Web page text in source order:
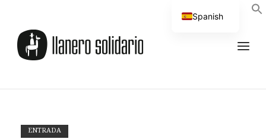
contenido
ENTRADA
Spanish